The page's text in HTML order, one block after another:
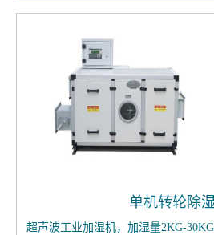
单机转轮除
超声波工业加湿机，加湿量2KG-